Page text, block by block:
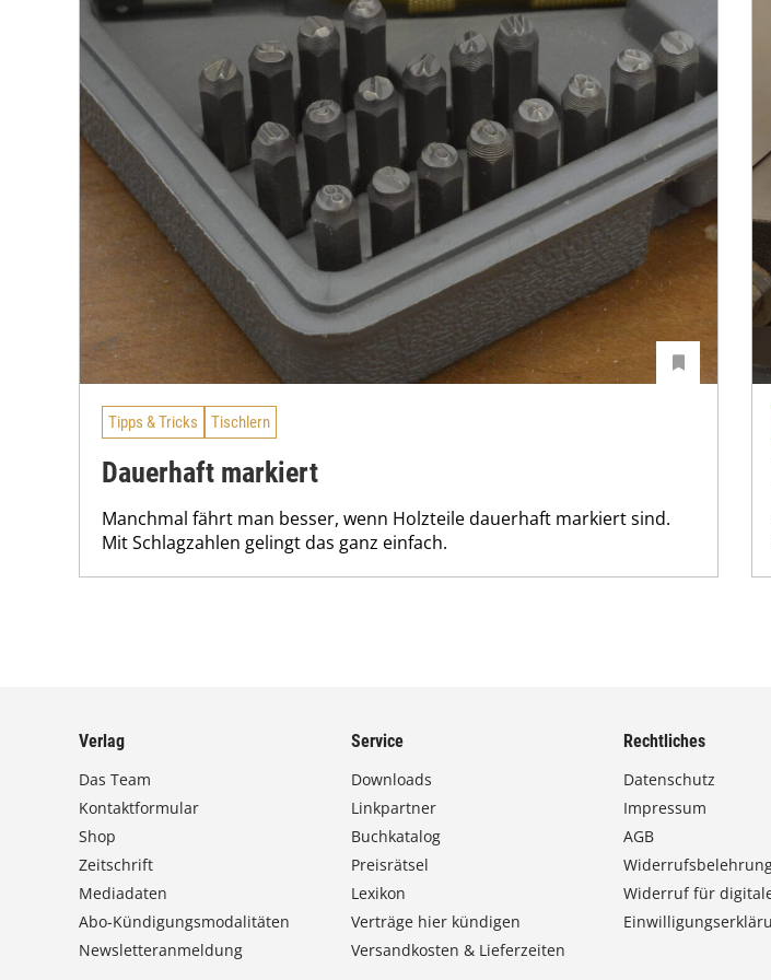
Tipps & Tricks Tischlern
Dauerhaft markiert
Manchmal fährt man besser, wenn Holzteile dauerhaft markiert sind.
Mit Schlagzahlen gelingt das ganz einfach.
Verlag
Das Team
Kontaktformular
Shop
Zeitschrift
Mediadaten
Abo-Kündigungsmodalitäten
Newsletteranmeldung
Service
Downloads
Linkpartner
Buchkatalog
Preisrätsel
Lexikon
Verträge hier kündigen
Versandkosten & Lieferzeiten
Rechtliches
Datenschutz
Impressum
AGB
Widerruf für